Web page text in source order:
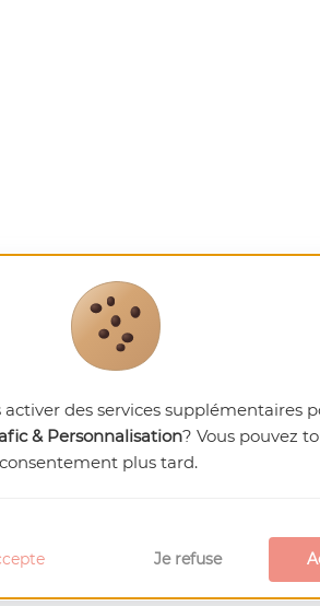
des services supplémentaires
& Personnalisation? Vous pouvez
plus tard.
Je refuse